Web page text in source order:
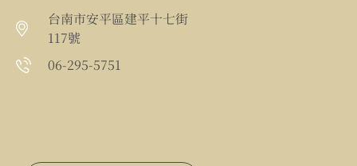
台南市安平區建平十七街
117號
06-295-5751